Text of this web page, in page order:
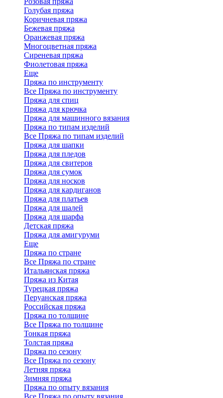
Голубая пряжа
Коричневая пряжа
Бежевая пряжа
Оранжевая пряжа
Многоцветная пряжа
Сиреневая пряжа
Фиолетовая пряжа
Еще
Пряжа по инструменту
Все Пряжа по инструменту
Пряжа для спиц
Пряжа для крючка
Пряжа для машинного вязания
Пряжа по типам изделий
Все Пряжа по типам изделий
Пряжа для шапки
Пряжа для пледов
Пряжа для свитеров
Пряжа для сумок
Пряжа для носков
Пряжа для кардиганов
Пряжа для платьев
Пряжа для шалей
Пряжа для шарфа
Детская пряжа
Пряжа для амигуруми
Еще
Пряжа по стране
Все Пряжа по стране
Итальянская пряжа
Пряжа из Китая
Турецкая пряжа
Перуанская пряжа
Российская пряжа
Пряжа по толщине
Все Пряжа по толщине
Тонкая пряжа
Толстая пряжа
Пряжа по сезону
Все Пряжа по сезону
Летняя пряжа
Зимняя пряжа
Пряжа по опыту вязания
Все Пряжа по опыту вязания